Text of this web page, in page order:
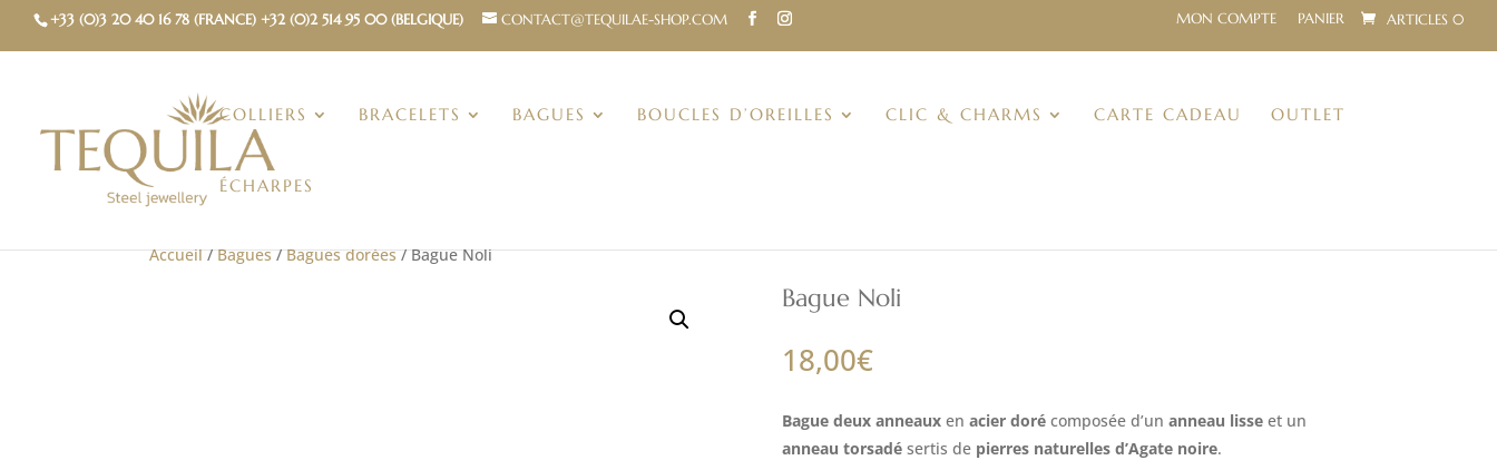
+33 (0)3 20 40 16 78 (FRANCE) +32 (0)2 514 95 00 (BELGIQUE) CONTACT@TEQUILAE-SHOP.COM MON COMPTE PANIER ARTICLES 0
COLLIERS BRACELETS BAGUES BOUCLES D’OREILLES CLIC & CHARMS CARTE CADEAU OUTLET
ÉCHARPES
Accueil/Bagues/Bagues dorées/ Bague Noli
Bague Noli
18,00€
Bague deux anneauxen acier dorécomposée d’un anneau lisseet un
anneau torsadésertis de pierres naturelles d’Agate noire.